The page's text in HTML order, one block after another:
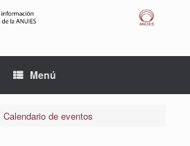
Menú
Calendario de eventos